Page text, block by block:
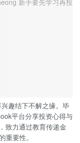
趣结下不解之缘。毕
平台分享投资心得与
致力通过教育传递金
重要性。